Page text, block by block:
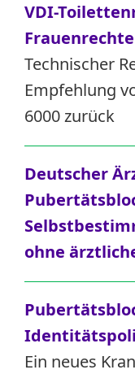
VDI-
Technischer
Empfehlung
6000 zurück
Deutscher
ohne
Ein neues